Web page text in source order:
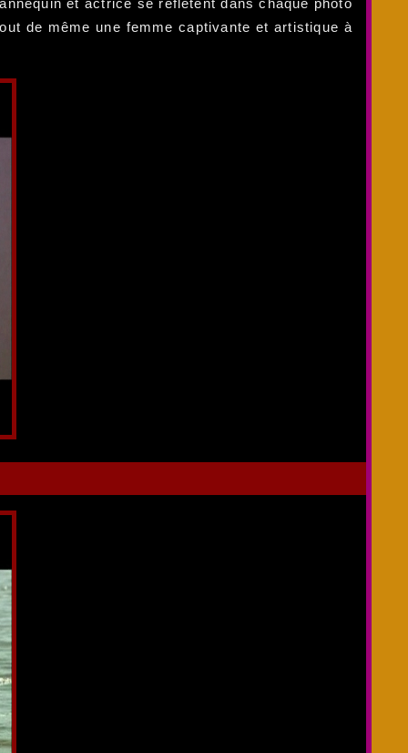
et actrice se reflètent dans chaque photo
de même une femme captivante et artistique à